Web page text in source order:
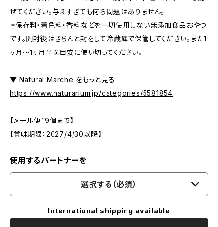
ぜてください。与えすぎても何ら問題はありません。
＊保存料・着色料・香料などを一切使用しない無添加食品おやつ
です。開封後はきちんと封をして冷蔵庫で保管してください。また1
ヶ月〜1ヶ月半を目安に使い切ってください。
▼ Natural Marche をもっと見る
https://www.naturarium.jp/categories/5581854
【メール便：9個まで】
【賞味期限：2027/4/30以降】
使用するパートナーを
選択する（必須）
International shipping available